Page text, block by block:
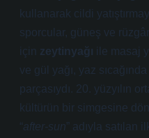
kullanarak cildi
sporcular, güneş ve
için zeytinyağı ile masaj
ve gül yağı, yaz
parçasıydı. 20. yüzyılın
kültürün bir simgesine
“ after-sun” adıyla satılan